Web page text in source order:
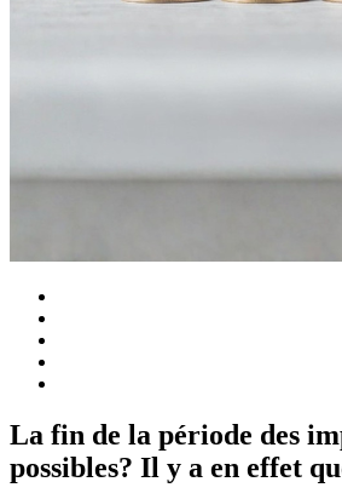
La fin de la période des
possibles? Il y a en effet